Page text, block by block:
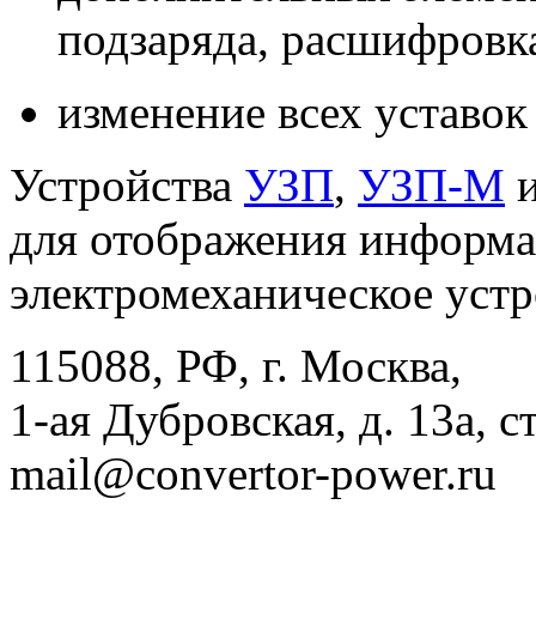
подзаряда,
изменение всех
Устройства УЗП, УЗП-М
для отображения
электромеханическое
115088, РФ, г. Москва,
1-ая Дубровская, д. 13а,
mail@convertor-power.ru